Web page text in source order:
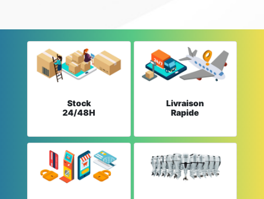
Stock
24/48H
Livraison
Rapide